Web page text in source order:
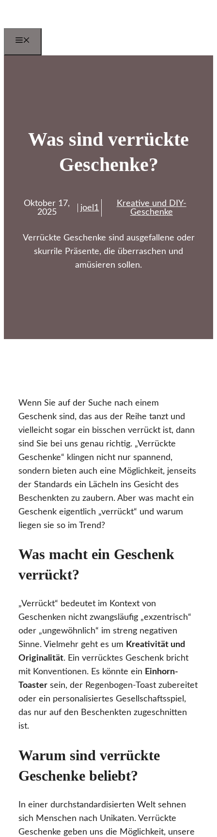
springen
Was sind verrückte
Geschenke?
Oktober 17,
2025
joel1
Kreative und DIY-
Geschenke
Verrückte Geschenke sind ausgefallene oder
skurrile Präsente, die überraschen und
amüsieren sollen.
Wenn Sie auf der Suche nach einem
Geschenk sind, das aus der Reihe tanzt und
vielleicht sogar ein bisschen verrückt ist, dann
sind Sie bei uns genau richtig. „Verrückte
Geschenke“ klingen nicht nur spannend,
sondern bieten auch eine Möglichkeit, jenseits
der Standards ein Lächeln ins Gesicht des
Beschenkten zu zaubern. Aber was macht ein
Geschenk eigentlich „verrückt“ und warum
liegen sie so im Trend?
Was macht ein Geschenk
verrückt?
„Verrückt“ bedeutet im Kontext von
Geschenken nicht zwangsläufig „exzentrisch“
oder „ungewöhnlich“ im streng negativen
Sinne. Vielmehr geht es um Kreativität und
Originalität. Ein verrücktes Geschenk bricht
mit Konventionen. Es könnte ein Einhorn-
Toaster sein, der Regenbogen-Toast zubereitet
oder ein personalisiertes Gesellschaftsspiel,
das nur auf den Beschenkten zugeschnitten
ist.
Warum sind verrückte
Geschenke beliebt?
In einer durchstandardisierten Welt sehnen
sich Menschen nach Unikaten. Verrückte
Geschenke geben uns die Möglichkeit, unsere